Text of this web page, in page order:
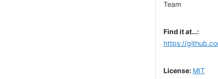
Team
https://
MIT